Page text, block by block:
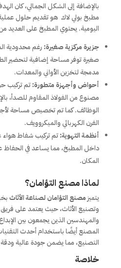
بالإضافة إلى الشكل الجمالي، كان
مطبخ بولي لاك هو تقديم حلول عملية
اليومية. يحتوي المطبخ على العديد
جزيرة مركزية صغيرة: رغم محدودية
صغيرة توفر مساحة إضافية لتحضير
مدمجة لتخزين الأواني والمعدات.
أحواض وأجهزة متطورة:تم
مصنوع من الفولاذ المقاوم للصدأ،
الوظائف. كما تم تخصيص مساحة
الفرن الكهربائي والميكروويف.
أنظمة التهوية:تم تركيب شفاط هواء
داخل المطبخ، مما يساعد في الحفاظ
المكان.
لماذا مصنع التؤامان؟
يتميز مصنع التؤامان لصناعة الأثاث
وتصنيع الأثاث، حيث يعتمد على
والمهندسين الذين يجمعون بين الإبداع
المصنع أيضًا باستخدام أحدث
التصنيع، مما يضمن جودة عالية ودقة
خلاصة